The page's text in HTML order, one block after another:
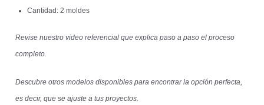
Cantidad: 2 moldes
Revise nuestro video referencial que explica paso a paso el proceso
completo.
Descubre otros modelos disponibles para encontrar la opción perfecta,
es decir, que se ajuste a tus proyectos.